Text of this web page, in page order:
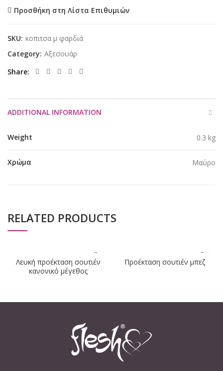
Προσθήκη στη Λίστα Επιθυμιών
SKU: κοπιτσα μ φαρδιά
Category: Αξεσουάρ
Share
ADDITIONAL INFORMATION
Weight 0.3 kg
Χρώμα Μαύρο
RELATED PRODUCTS
Λευκή προέκταση σουτιέν
κανονικό μέγεθος
Προέκταση σουτιέν μπεζ